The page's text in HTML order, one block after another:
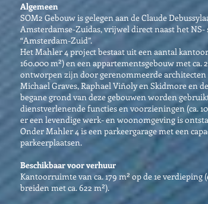
Algemeen
SOM2 Gebouw is gelegen aan de Claude
Amsterdamse-Zuidas, vrijwel direct naast het
“Amsterdam-Zuid”.
Het Mahler 4 project bestaat uit een aantal
160.000 m²) en een appartementsgebouw met ca.
ontworpen zijn door gerenommeerde architecten
Michael Graves, Raphael Viñoly en Skidmore en
begane grond van deze gebouwen worden
dienstverlenende functies en voorzieningen (ca.
er een levendige werk- en woonomgeving is
Onder Mahler 4 is een parkeergarage met een
parkeerplaatsen.
Beschikbaar voor verhuur
Kantoorruimte van ca. 179 m² op de 1e verdieping
breiden met ca. 622 m²).